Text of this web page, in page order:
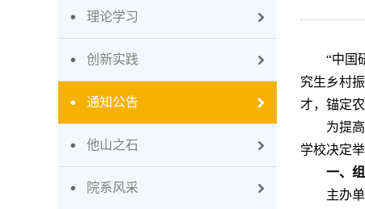
理论学习
创新实践
通知公告
他山之石
院系风采
“中国
究生乡村
才，锚定
为提
学校决定
一、
主办